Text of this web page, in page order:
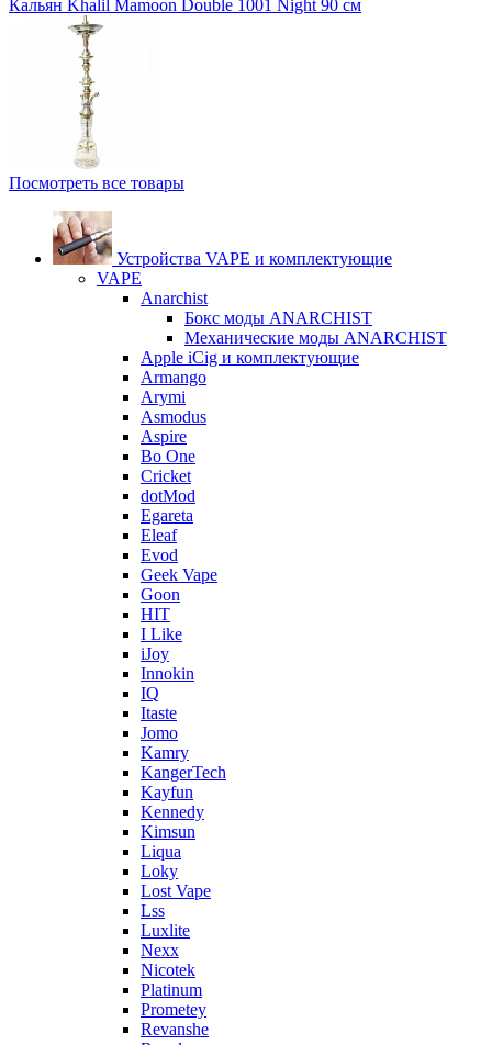
Кальян Khalil Mamoon Double 1001 Night 90 см
Посмотреть все товары
Устройства VAPE и комплектующие
VAPE
Anarchist
Бокс моды ANARCHIST
Механические моды ANARCHIST
Apple iCig и комплектующие
Armango
Arymi
Asmodus
Aspire
Bo One
Cricket
dotMod
Egareta
Eleaf
Evod
Geek Vape
Goon
HIT
I Like
iJoy
Innokin
IQ
Itaste
Jomo
Kamry
KangerTech
Kayfun
Kennedy
Kimsun
Liqua
Loky
Lost Vape
Lss
Luxlite
Nexx
Nicotek
Platinum
Prometey
Revanshe